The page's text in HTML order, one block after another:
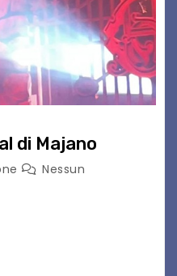
di Majano
Nessun